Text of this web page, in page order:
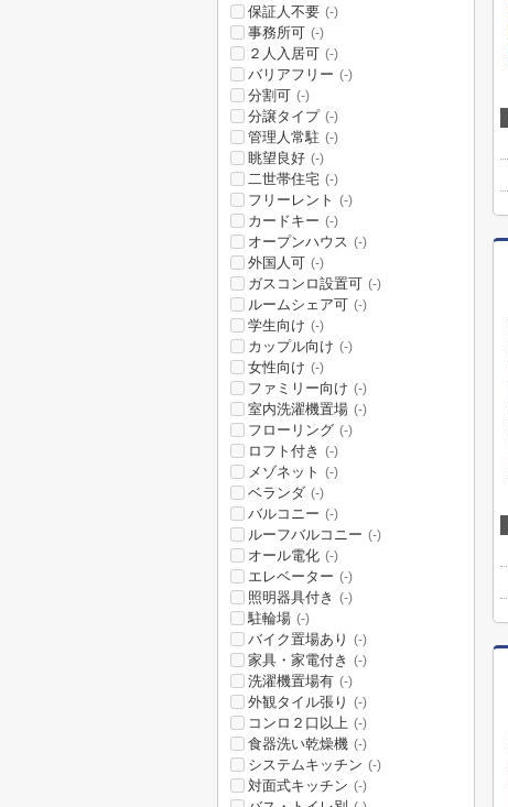
保証人不要 (-)
事務所可 (-)
２人入居可 (-)
バリアフリー (-)
分割可 (-)
分譲タイプ (-)
管理人常駐 (-)
眺望良好 (-)
二世帯住宅 (-)
フリーレント (-)
カードキー (-)
オープンハウス (-)
外国人可 (-)
ガスコンロ設置可 (-)
ルームシェア可 (-)
学生向け (-)
カップル向け (-)
女性向け (-)
ファミリー向け (-)
室内洗濯機置場 (-)
フローリング (-)
ロフト付き (-)
メゾネット (-)
ベランダ (-)
バルコニー (-)
ルーフバルコニー (-)
オール電化 (-)
エレベーター (-)
照明器具付き (-)
駐輪場 (-)
バイク置場あり (-)
家具・家電付き (-)
洗濯機置場有 (-)
外観タイル張り (-)
コンロ２口以上 (-)
食器洗い乾燥機 (-)
システムキッチン (-)
対面式キッチン (-)